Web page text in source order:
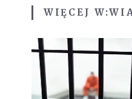
WIĘCEJ W: